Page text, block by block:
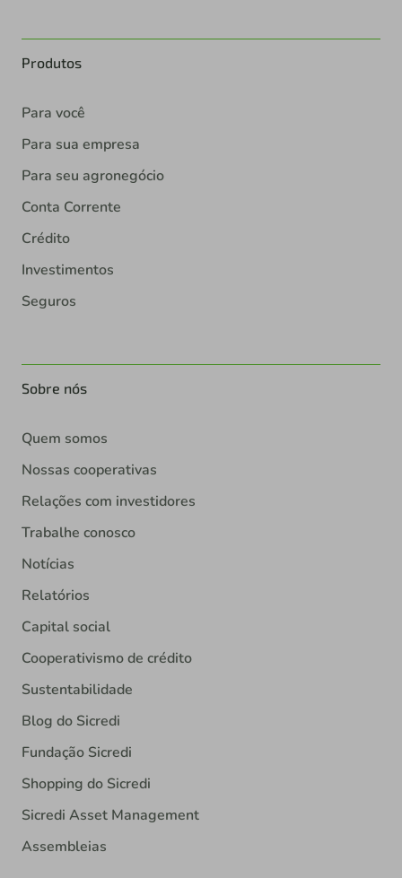
Produtos
Para você
Para sua empresa
Para seu agronegócio
Conta Corrente
Crédito
Investimentos
Seguros
Sobre nós
Quem somos
Nossas cooperativas
Relações com investidores
Trabalhe conosco
Notícias
Relatórios
Capital social
Cooperativismo de crédito
Sustentabilidade
Blog do Sicredi
Fundação Sicredi
Shopping do Sicredi
Sicredi Asset Management
Assembleias